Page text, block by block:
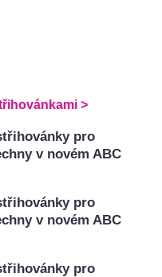
>
pro
v novém ABC
pro
v novém ABC
pro